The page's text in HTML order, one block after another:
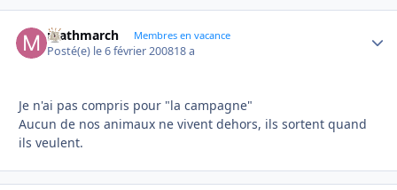
mathmarch Membres en vacance
Posté(e) le 6 février 200818 a
Je n'ai pas compris pour "la campagne"
Aucun de nos animaux ne vivent dehors, ils sortent quand
ils veulent.